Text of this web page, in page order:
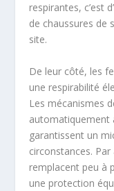
respirantes, c’est
de chaussures de
site.
De leur côté, les
une respirabilité
Les mécanismes
automatiquement
garantissent un
circonstances. Par
remplacent peu à
une protection